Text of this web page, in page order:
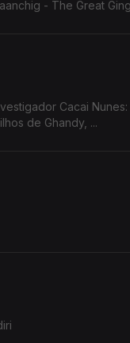
- The Great
Cacai
de Ghandy, ...